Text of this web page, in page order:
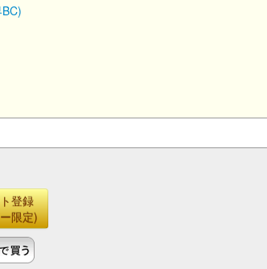
登録
限定)